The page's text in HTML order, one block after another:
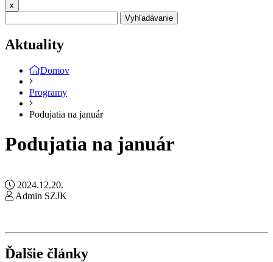
x
Vyhľadávanie
Aktuality
Domov
Programy
Podujatia na január
Podujatia na január
2024.12.20.
Admin SZJK
Ďalšie články